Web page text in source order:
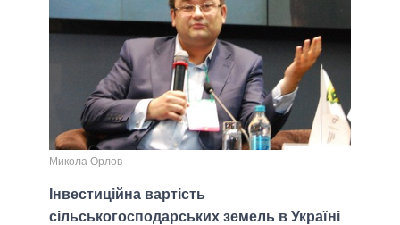
Микола Орлов
Інвестиційна вартість
сільськогосподарських земель в Україні